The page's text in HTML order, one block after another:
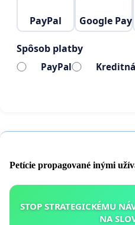
PayPal Google Pay
Spôsob platby
PayPal
Petície propagované inými
STOP STRATEGICKÉMU
NA